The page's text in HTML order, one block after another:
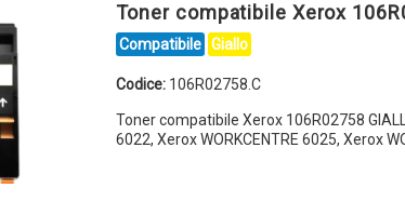
Toner compatibile Xerox
Compatibile Giallo
Codice: 106R02758.C
Toner compatibile Xerox 106R02758
6022, Xerox WORKCENTRE 6025, Xerox